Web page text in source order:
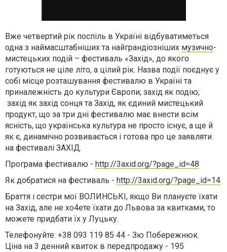
Вже четвертий рік поспіль в Україні відбуватиметься
одна з наймасштабніших та найграндіозніших музично-
мистецьких подій – фестиваль «Захід», до якого
готуються не ціле літо, а цілий рік. Назва події поєднує у
собі місце розташування фестивалю в Україні та
приналежність до культури Європи; захід як подію;
захід як захід сонця та Захід, як єдиний мистецький
продукт, що за три дні фестивалю має внести всім
ясність, що українська культура не просто існує, а ще й
як є, динамічно розвивається і готова про це заявляти
на фестивалі ЗАХІД.
Програма фестивалю - http://3axid.org/?page_id=48
Як добратися на фестиваль - http://3axid.org/?page_id=14
Браття і сестри мої ВОЛИНСЬКІ, якщо Ви плануєте їхати
на Захід, але не хо4ете їхати до Львова за квитками, то
можете придбати їх у Луцьку.
Телефонуйте: +38 093 119 85 44 - Зю Побережнюк.
Ціна на 3 денний квиток в передпродажу - 195